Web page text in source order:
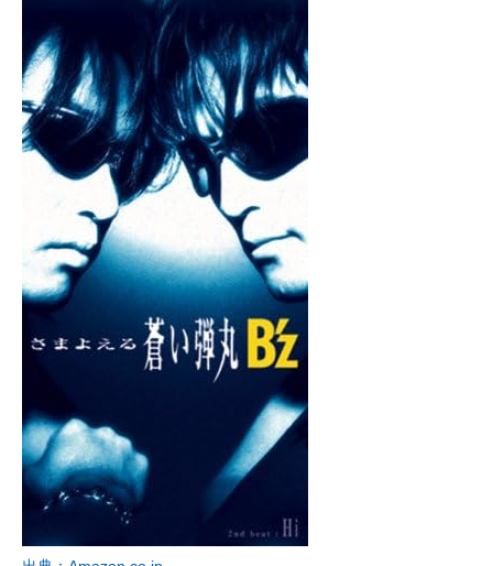
スマホと通信の最新トレンド
進化するPCとデバイスの未来
好きが集まる 比べて選べる
ビジネスと働き方のヒント
AI活用のいまが分かる
企業ITのトレンドを詳説
経営リーダーのコミュニティ
マーケ×ITの今がよく分かる
企業向けIT製品の総合サイト
IT製品の技術・比較・事例